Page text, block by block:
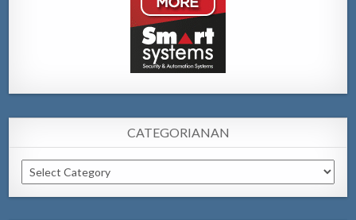
CATEGORIANAN
Categorianan